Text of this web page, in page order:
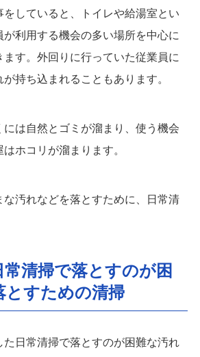
をしていると、トイレや給湯室とい
が利用する機会の多い場所を中心に
す。外回りに行っていた従業員に
持ち込まれることもあります。
には自然とゴミが溜まり、使う機会
ホコリが溜まります。
な汚れなどを落とすために、日常清
常清掃で落とすのが困
とすための清掃
た日常清掃で落とすのが困難な汚れ